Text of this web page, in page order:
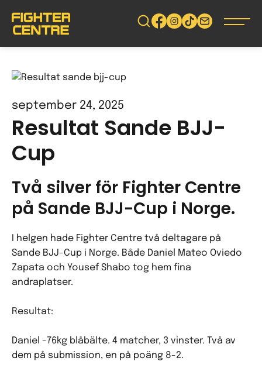
vidare
september 24, 2025
Resultat Sande BJJ-
Cup
Två silver för Fighter Centre
på Sande BJJ-Cup i Norge.
I helgen hade Fighter Centre två deltagare på
Sande BJJ-Cup i Norge. Både Daniel Mateo Oviedo
Zapata och Yousef Shabo tog hem fina
andraplatser.
Resultat:
Daniel -76kg blåbälte. 4 matcher, 3 vinster. Två av
dem på submission, en på poäng 8-2.